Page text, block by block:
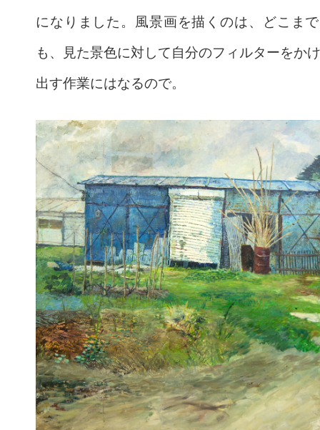
になりました。風景画を描くのは、どこま
も、見た景色に対して自分のフィルターをか
出す作業にはなるので。